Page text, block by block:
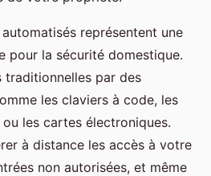
représentent une
pour la sécurité domestique.
traditionnelles par des
les claviers à code, les
les cartes électroniques.
à distance les accès à votre
non autorisées, et même